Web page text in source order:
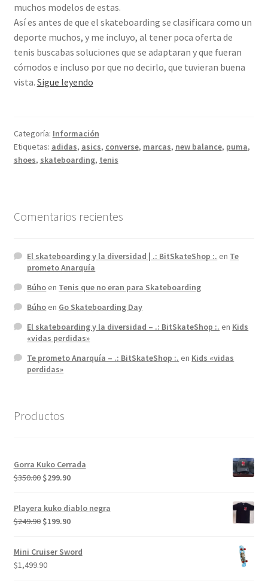
muchos modelos de estas.
Así es antes de que el skateboarding se clasificara como un
deporte muchos, y me incluyo, al tener poca oferta de
tenis buscabas soluciones que se adaptaran y que fueran
cómodos e incluso por que no decirlo, que tuvieran buena
vista. Sigue leyendoTenis
para
Skateboarding
Categoría: Información
Etiquetas: adidas, asics, converse, marcas, new balance, puma,
shoes, skateboarding, tenis
Comentarios recientes
El skateboarding y la diversidad | .: BitSkateShop :. en Te
prometo Anarquía
Búhoen Tenis que no eran para Skateboarding
Búhoen Go Skateboarding Day
El skateboarding y la diversidad – .: BitSkateShop :. en Kids
«vidas perdidas»
Te prometo Anarquía – .: BitSkateShop :. en Kids «vidas
perdidas»
Productos
Gorra Kuko Cerrada
$350.00 El
original
era:
$299.90El
actual
es:
Playera kuko diablo negra
$249.90 El
original
era:
$199.90El
actual
Mini Cruiser Sword
$1,499.90